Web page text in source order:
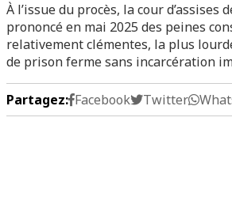
À l’issue du procès, la cour d’assises
prononcé en mai 2025 des peines
relativement clémentes, la plus
de prison ferme sans incarcération
Partagez: Facebook Twitter